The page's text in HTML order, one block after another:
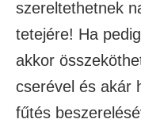
szereltethetnek
tetejére! Ha
akkor
cserével és akár
fűtés